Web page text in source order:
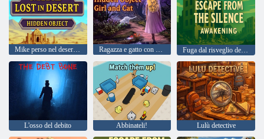
Mike perso nel deserto Oggetti nascosti Ragazza e gatto con oggetti nascosti Fuga dal risveglio del silenzio
L'osso del debito Abbinateli! Lulù detective